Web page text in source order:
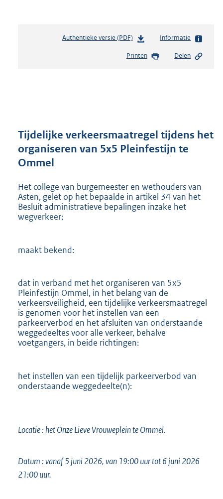
Authentieke versie (PDF)b
s
r
o
e
:
2
Informatie
Printen Delen
Tijdelijke verkeersmaatregel tijdens het
organiseren van 5x5 Pleinfestijn te
Ommel
Het college van burgemeester en wethouders van
Asten, gelet op het bepaalde in artikel 34 van het
Besluit administratieve bepalingen inzake het
wegverkeer;
maakt bekend:
dat in verband met het organiseren van 5x5
Pleinfestijn Ommel, in het belang van de
verkeersveiligheid, een tijdelijke verkeersmaatregel
is genomen voor het instellen van een
parkeerverbod en het afsluiten van onderstaande
weggedeeltes voor alle verkeer, behalve
voetgangers, in beide richtingen:
het instellen van een tijdelijk parkeerverbod van
onderstaande weggedeelte(n):
Locatie : het Onze Lieve Vrouweplein te Ommel.
Datum : vanaf 5 juni 2026, van 19:00 uur tot 6 juni 2026
21:00 uur.